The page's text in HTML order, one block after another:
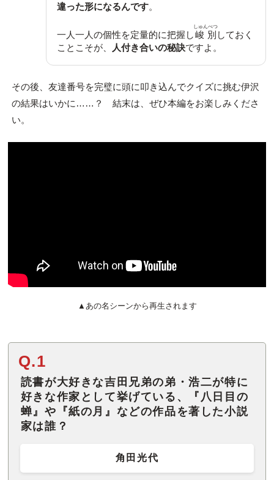
違った形になるんです。
一人一人の個性を定量的に把握し峻別
しゅんべつ
しておく
ことこそが、
人付き合いの秘訣ですよ。
その後、友達番号を完璧に頭に叩き込んでクイズに挑む伊沢
の結果はいかに……？ 結末は、ぜひ本編をお楽しみくださ
い。
▲あの名シーンから再生されます
Q.1
読書が大好きな吉田兄弟の弟・浩二が特に
好きな作家として挙げている、『八日目の
蝉』や『紙の月』などの作品を著した小説
家は誰？
角田光代